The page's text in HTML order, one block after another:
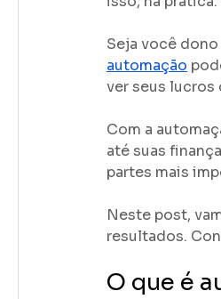
Seja você
automação
ver seus lucros
Com a
até suas
partes mais
Neste post,
resultados.
O que é